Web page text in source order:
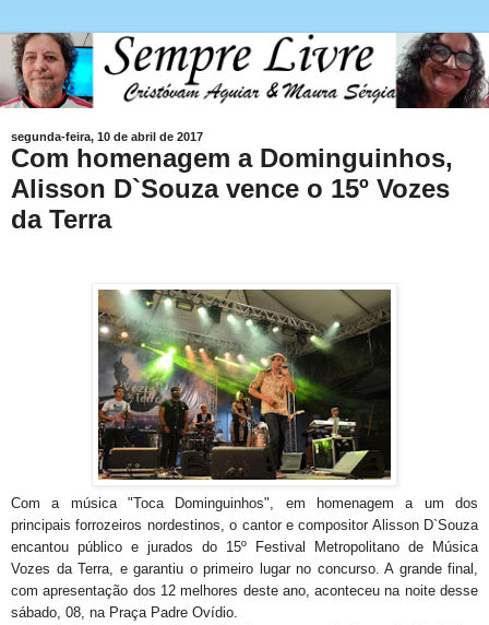
segunda-feira, 10 de abril de 2017
Com homenagem a Dominguinhos,
Alisson D`Souza vence o 15º Vozes
da Terra
Com a música "Toca Dominguinhos", em homenagem a um dos
principais forrozeiros nordestinos, o cantor e compositor Alisson D`Souza
encantou público e jurados do 15º Festival Metropolitano de Música
Vozes da Terra, e garantiu o primeiro lugar no concurso. A grande final,
com apresentação dos 12 melhores deste ano, aconteceu na noite desse
sábado, 08, na Praça Padre Ovídio.